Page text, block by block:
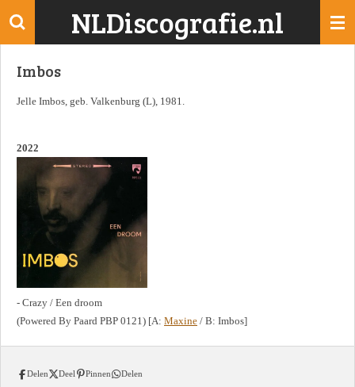
Ga
de
NLDiscografie.nl
Imbos
Jelle Imbos, geb. Valkenburg (L), 1981.
2022
- Crazy / Een droom
(Powered By Paard PBP 0121) [A: Maxine / B: Imbos]
Delen Deel Pinnen Delen